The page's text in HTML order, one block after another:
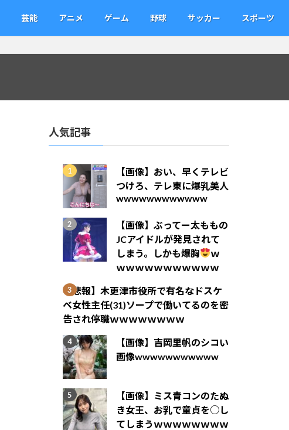
芸能 アニメ ゲーム 野球 サッカー スポーツ
人気記事
【画像】おい、早くテレビ
つけろ、テレ東に爆乳美人
wwwwwwwwwwww
【画像】ぶってー太ももの
JCアイドルが発見されて
しまう。しかも爆胸
ｗ
ｗｗｗｗｗｗｗｗｗｗｗ
【悲報】木更津市役所で有名なドスケ
ベ女性主任(31)ソープで働いてるのを密
告され停職ｗｗｗｗｗｗｗｗ
【画像】吉岡里帆のシコい
画像wwwwwwwwwww
【画像】ミス青コンのたぬ
き女王、お乳で童貞を○し
てしまうｗｗｗｗｗｗｗｗ